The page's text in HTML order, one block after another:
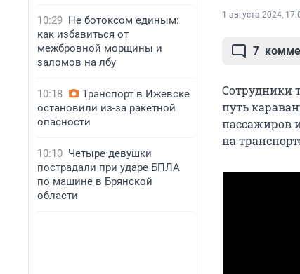
10:29 Не ботоксом единым:
как избавиться от
межбровной морщины и
заломов на лбу
10:18
Транспорт в Ижевске
остановили из-за ракетной
опасности
10:10 Четыре девушки
пострадали при ударе БПЛА
по машине в Брянской
области
1 августа 2024,
7
Сотрудники
путь
пассажиров
на